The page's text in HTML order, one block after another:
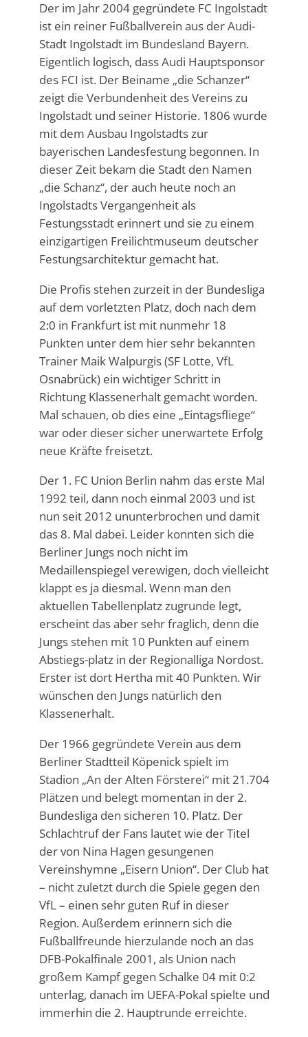
Der im Jahr 2004 gegründete FC Ingolstadt
ist ein reiner Fußballverein aus der Audi-
Stadt Ingolstadt im Bundesland Bayern.
Eigentlich logisch, dass Audi Hauptsponsor
des FCI ist. Der Beiname „die Schanzer“
zeigt die Verbundenheit des Vereins zu
Ingolstadt und seiner Historie. 1806 wurde
mit dem Ausbau Ingolstadts zur
bayerischen Landesfestung begonnen. In
dieser Zeit bekam die Stadt den Namen
„die Schanz“, der auch heute noch an
Ingolstadts Vergangenheit als
Festungsstadt erinnert und sie zu einem
einzigartigen Freilichtmuseum deutscher
Festungsarchitektur gemacht hat.
Die Profis stehen zurzeit in der Bundesliga
auf dem vorletzten Platz, doch nach dem
2:0 in Frankfurt ist mit nunmehr 18
Punkten unter dem hier sehr bekannten
Trainer Maik Walpurgis (SF Lotte, VfL
Osnabrück) ein wichtiger Schritt in
Richtung Klassenerhalt gemacht worden.
Mal schauen, ob dies eine „Eintagsfliege“
war oder dieser sicher unerwartete Erfolg
neue Kräfte freisetzt.
Der 1. FC Union Berlin nahm das erste Mal
1992 teil, dann noch einmal 2003 und ist
nun seit 2012 ununterbrochen und damit
das 8. Mal dabei. Leider konnten sich die
Berliner Jungs noch nicht im
Medaillenspiegel verewigen, doch vielleicht
klappt es ja diesmal. Wenn man den
aktuellen Tabellenplatz zugrunde legt,
erscheint das aber sehr fraglich, denn die
Jungs stehen mit 10 Punkten auf einem
Abstiegs-platz in der Regionalliga Nordost.
Erster ist dort Hertha mit 40 Punkten. Wir
wünschen den Jungs natürlich den
Klassenerhalt.
Der 1966 gegründete Verein aus dem
Berliner Stadtteil Köpenick spielt im
Stadion „An der Alten Försterei“ mit 21.704
Plätzen und belegt momentan in der 2.
Bundesliga den sicheren 10. Platz. Der
Schlachtruf der Fans lautet wie der Titel
der von Nina Hagen gesungenen
Vereinshymne „Eisern Union“. Der Club hat
– nicht zuletzt durch die Spiele gegen den
VfL – einen sehr guten Ruf in dieser
Region. Außerdem erinnern sich die
Fußballfreunde hierzulande noch an das
DFB-Pokalfinale 2001, als Union nach
großem Kampf gegen Schalke 04 mit 0:2
unterlag, danach im UEFA-Pokal spielte und
immerhin die 2. Hauptrunde erreichte.